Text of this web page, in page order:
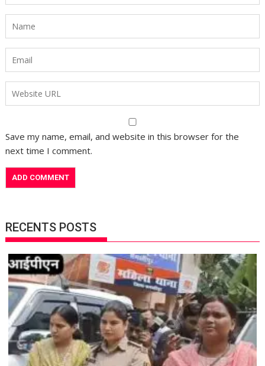
Save my name, email, and website in this browser for the
next time I comment.
RECENTS POSTS